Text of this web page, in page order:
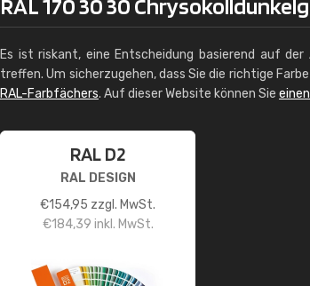
RAL 170 30 30
Es ist riskant, eine Entscheidung basierend auf
treffen. Um sicherzugehen, dass Sie die richtige
RAL-Farbfächers. Auf dieser Website können Sie
RAL D2
RAL DESIGN
€154,95 zzgl. MwSt.
€184,39 inkl. MwSt.